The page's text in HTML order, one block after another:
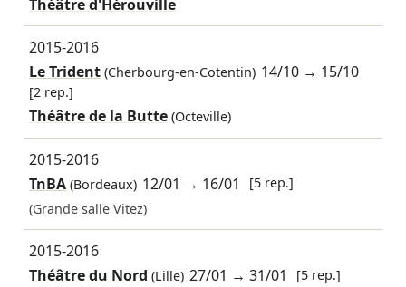
Théâtre d'Hérouville
2015-2016
Le Trident(Cherbourg-en-Cotentin) 14/10 → 15/10
[2 rep.]
Théâtre de la Butte (Octeville)
2015-2016
TnBA(Bordeaux) 12/01 → 16/01
[5 rep.]
(Grande salle Vitez)
2015-2016
Théâtre du Nord (Lille) 27/01 →31/01
[5 rep.]